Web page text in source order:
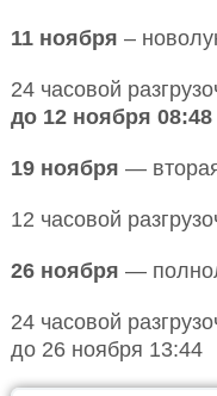
11 ноября –
24 часовой
до 12 ноября 08:48
19 ноября —
12 часовой
26 ноября —
24 часовой
до 26 ноября 13:44